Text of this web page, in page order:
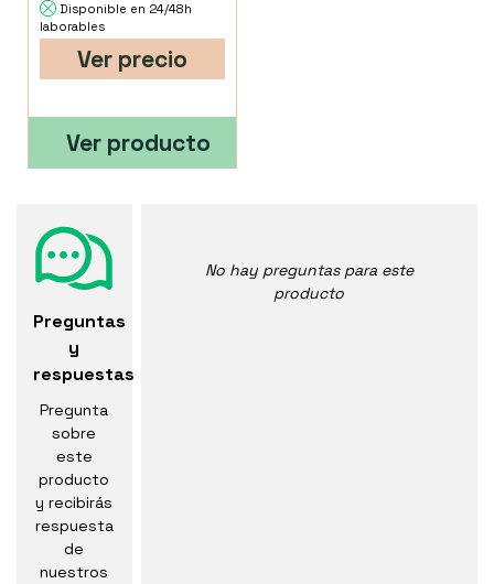
Disponible en 24/48h
laborables
Ver precio
Ver producto
Preguntas
y
respuestas
Pregunta
sobre
este
producto
y recibirás
respuesta
de
nuestros
No hay preguntas para este
producto